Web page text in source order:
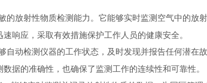
的放射性物质检测能力。它能够实时监测空气中的放
响应，采取有效措施保护工作人员的健康安全。
自动检测仪器的工作状态，及时发现并报告任何潜在
据的准确性，也确保了监测工作的连续性和可靠性。